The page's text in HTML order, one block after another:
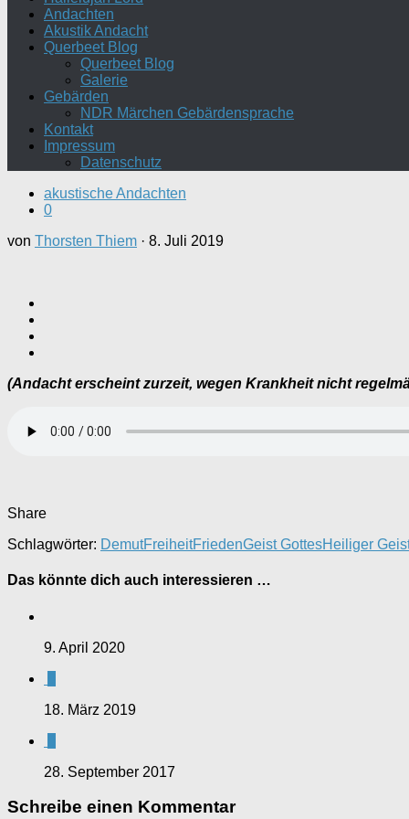
Andachten
Akustik Andacht
Querbeet Blog
Querbeet Blog
Galerie
Gebärden
NDR Märchen Gebärdensprache
Kontakt
Impressum
Datenschutz
akustische Andachten
0
von Thorsten Thiem · 8. Juli 2019
(Andacht erscheint zurzeit, wegen Krankheit nicht
Share
Schlagwörter: DemutFreiheitFriedenGeist GottesHeiliger
Das könnte dich auch interessieren …
9. April 2020
18. März 2019
28. September 2017
Schreibe einen Kommentar